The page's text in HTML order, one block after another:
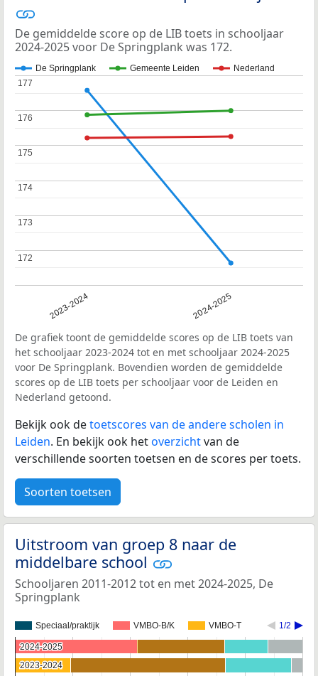
De gemiddelde score op de LIB toets in schooljaar
2024-2025 voor De Springplank was 172.
De Springplank Gemeente Leiden Nederland
2023-2024 2024-2025
172
172
173
173
174
174
175
175
176
176
177
177
De grafiek toont de gemiddelde scores op de LIB toets van
het schooljaar 2023-2024 tot en met schooljaar 2024-2025
voor De Springplank. Bovendien worden de gemiddelde
scores op de LIB toets per schooljaar voor de Leiden en
Nederland getoond.
Bekijk ook detoetscores van de andere scholen in
Leiden. En bekijk ook hetoverzichtvan de
verschillende soorten toetsen en de scores per toets.
Soorten toetsen
Uitstroom van groep 8 naar de
middelbare school
Schooljaren 2011-2012 tot en met 2024-2025, De
Springplank
Speciaal/praktijk VMBO-B/K VMBO-T 1/2
2024-2025
2024-2025
2023-2024
2023-2024